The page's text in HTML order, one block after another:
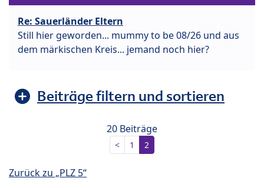
Re: Sauerländer Eltern
Still hier geworden... mummy to be 08/26 und aus
dem märkischen Kreis... jemand noch hier?
Beiträge filtern und sortieren
20 Beiträge
< 1 2
Zurück zu „PLZ 5“